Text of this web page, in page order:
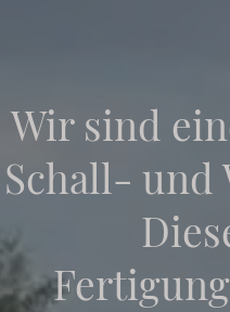
Wir sind
Schall- und